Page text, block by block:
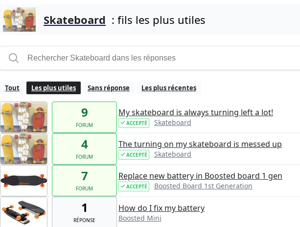
Skateboard : fils les plus utiles
Tout Les plus utiles Sans réponse Les plus récentes
9
FORUM
My skateboard is always turning left a lot!
ACCEPTÉ Skateboard
4
FORUM
The turning on my skateboard is messed up
ACCEPTÉ Skateboard
7
FORUM
Replace new battery in Boosted board 1 gen
ACCEPTÉ Boosted Board 1st Generation
1
RÉPONSE
How do I fix my battery
Boosted Mini